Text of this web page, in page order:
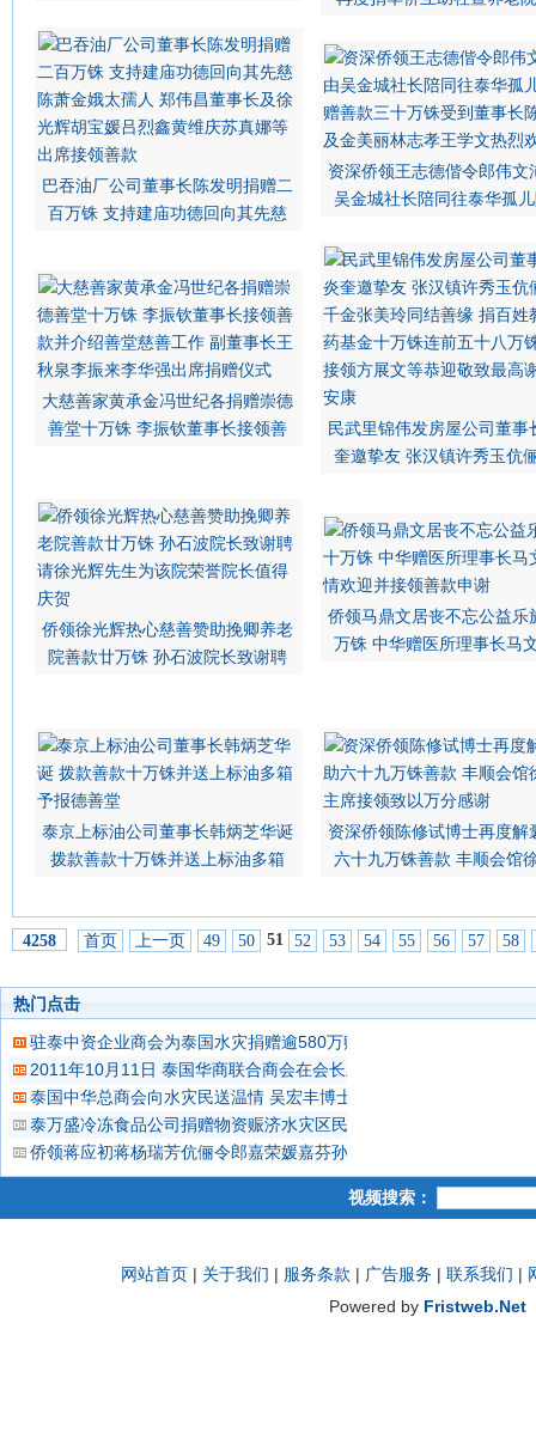
巴吞油厂公司董事长陈发明捐赠二
百万铢 支持建庙功德回向其先慈
资深侨领王志德偕令郎伟文
吴金城社长陪同往泰华孤
大慈善家黄承金冯世纪各捐赠崇德
善堂十万铢 李振钦董事长接领善
民武里锦伟发房屋公司董事
奎邀挚友 张汉镇许秀玉伉
侨领徐光辉热心慈善赞助挽卿养老
院善款廿万铢 孙石波院长致谢聘
侨领马鼎文居丧不忘公益乐
万铢 中华赠医所理事长马
泰京上标油公司董事长韩炳芝华诞
拨款善款十万铢并送上标油多箱
资深侨领陈修试博士再度解
六十九万铢善款 丰顺会馆
4258 首页 上一页 49 50 51 52 53 54 55 56 57 58
热门点击
驻泰中资企业商会为泰国水灾捐赠逾580万赈灾款
2011年10月11日 泰国华商联合商会在会长王志民博士和夫人王林
泰国中华总商会向水灾民送温情 吴宏丰博士一行五人晋谒总理呈献
泰万盛冷冻食品公司捐赠物资赈济水灾区民众 陈汉士博士向英乐总
侨领蒋应初蒋杨瑞芳伉俪令郎嘉荣媛嘉芬孙男拉茵 捐助拉玛医院
视频搜索：
网站首页 | 关于我们 | 服务条款 | 广告服务 | 联系我们 |
Powered by Fristweb.Net